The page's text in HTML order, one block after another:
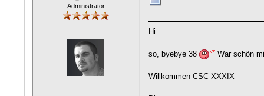
Administrator
Hi
so, byebye 38 War schön
Willkommen CSC XXXIX